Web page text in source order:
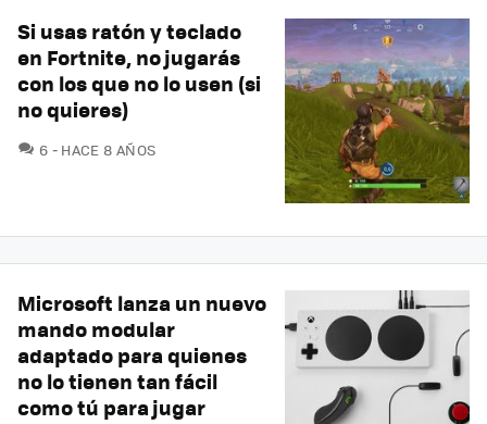
Si usas ratón y teclado
en Fortnite, no jugarás
con los que no lo usen (si
no quieres)
6 COMENTARIOS
HACE 8 AÑOS
Microsoft lanza un nuevo
mando modular
adaptado para quienes
no lo tienen tan fácil
como tú para jugar